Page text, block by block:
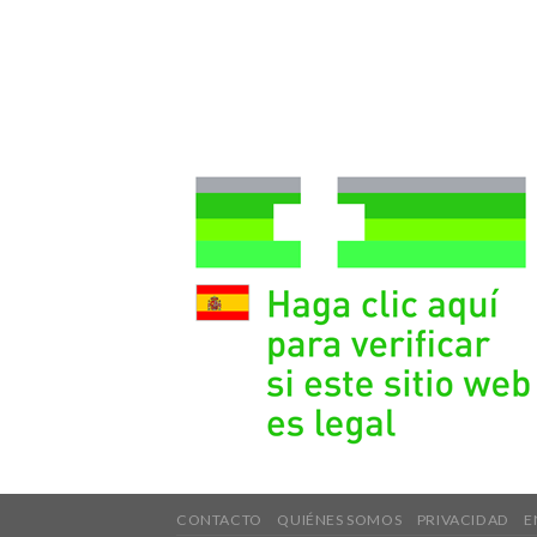
CONTACTO QUIÉNES SOMOS PRIVACIDAD